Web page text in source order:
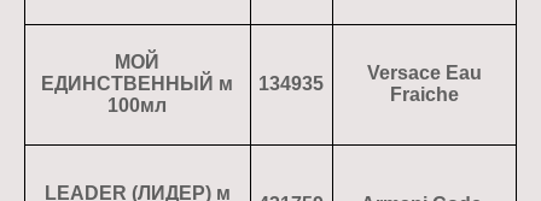
МОЙ
ЕДИНСТВЕННЫЙ м
100мл
134935
Versace Eau
Fraiche
LEADER (ЛИДЕР) м